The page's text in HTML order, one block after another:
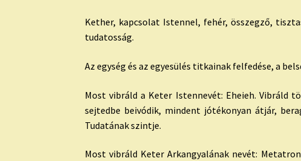
Kether, kapcsolat Istennel, fehér, összegző,
tudatosság.
Az egység és az egyesülés titkainak felfedése, a
Most vibráld a Keter Istennevét: Eheieh. Vibráld
sejtedbe beivódik, mindent jótékonyan átjár,
Tudatának szintje.
Most vibráld Keter Arkangyalának nevét: